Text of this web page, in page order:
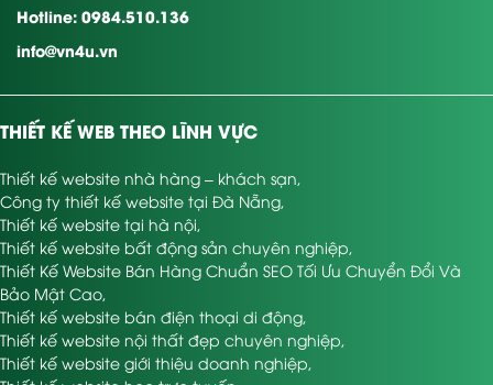
Hotline: 0984.510.136
info@vn4u.vn
THIẾT KẾ WEB THEO LĨNH VỰC
Thiết kế website nhà hàng – khách sạn,
Công ty thiết kế website tại Đà Nẵng,
Thiết kế website tại hà nội,
Thiết kế website bất động sản chuyên nghiệp,
Thiết Kế Website Bán Hàng Chuẩn SEO Tối Ưu Chuyển Đổi Và
Bảo Mật Cao,
Thiết kế website bán điện thoại di động,
Thiết kế website nội thất đẹp chuyên nghiệp,
Thiết kế website giới thiệu doanh nghiệp,